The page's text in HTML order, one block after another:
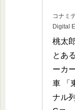
コナミ
Digital
桃太
とあ
ーカ
車 「
ナル